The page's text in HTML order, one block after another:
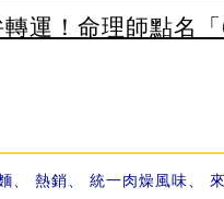
轉運！命理師點名
熱銷 統一肉燥風味